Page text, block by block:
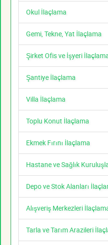
Okul İlaçlama
Gemi, Tekne, Yat İlaçlama
Şirket Ofis ve İşyeri
Şantiye İlaçlama
Villa İlaçlama
Toplu Konut İlaçlama
Ekmek Fırını İlaçlama
Hastane ve Sağlık
Depo ve Stok Alanları
Alışveriş Merkezleri
Tarla ve Tarım Arazileri